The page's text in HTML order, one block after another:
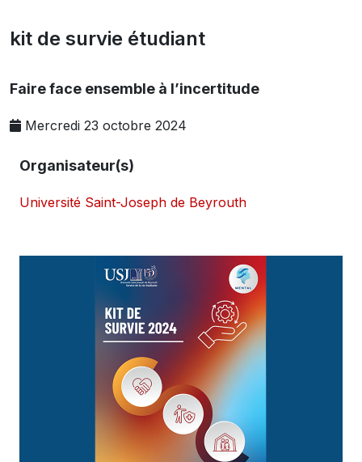
kit de survie étudiant
Faire face ensemble à l’incertitude
Mercredi 23 octobre 2024
Organisateur(s)
Université Saint-Joseph de Beyrouth